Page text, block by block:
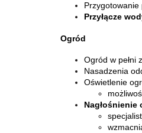
Przygotowanie
Przyłącze
Ogród
Ogród w pełni
Nasadzenia
Oświetlenie
Nagłośnienie